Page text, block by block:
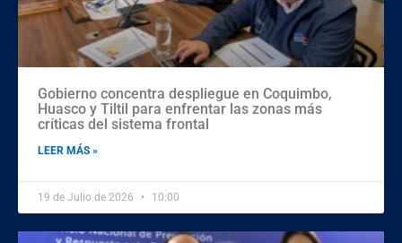
Gobierno concentra despliegue en Coquimbo,
Huasco y Tiltil para enfrentar las zonas más
críticas del sistema frontal
LEER MÁS »
19 de Julio de 2026 10:00